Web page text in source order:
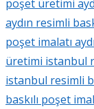
poşet üretimi
aydın resimli
poşet imalatı
üretimi istanbul
istanbul resimli
baskılı poşet